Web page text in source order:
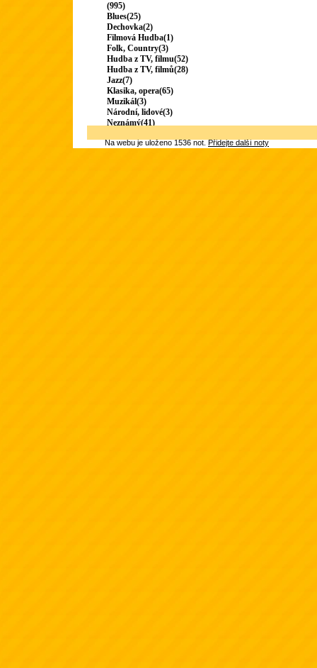
(995)
Blues(25)
Dechovka(2)
Filmová Hudba(1)
Folk, Country(3)
Hudba z TV, filmu(52)
Hudba z TV, filmů(28)
Jazz(7)
Klasika, opera(65)
Muzikál(3)
Národní, lidové(3)
Neznámý(41)
Na webu je uloženo 1536 not.Přidejte další noty